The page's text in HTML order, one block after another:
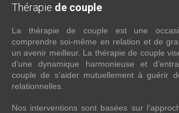
Thérapie de couple
La thérapie de couple est une
comprendre soi-même en relation et de
un avenir meilleur. La thérapie de couple
d’une dynamique harmonieuse et
couple de s’aider mutuellement à guérir
relationnelles.
Nos interventions sont basées sur